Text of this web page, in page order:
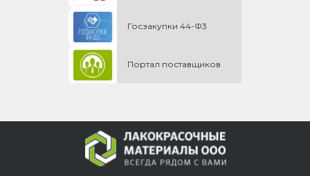
Госзакупки 44-Ф3
Портал поставщиков